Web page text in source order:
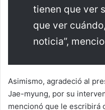
tienen que ver
que ver
noticia”,
Asimismo, agradeció al
Jae-myung, por su
mencionó que le escribirá